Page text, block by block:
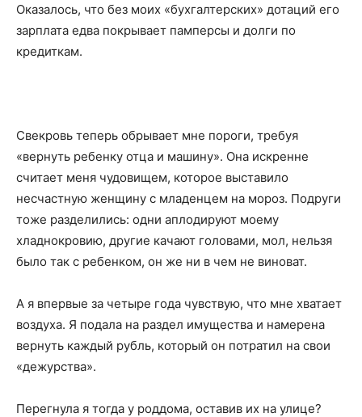
Оказалось, что без моих «бухгалтерских» дотаций его
зарплата едва покрывает памперсы и долги по
кредиткам.
Свекровь теперь обрывает мне пороги, требуя
«вернуть ребенку отца и машину». Она искренне
считает меня чудовищем, которое выставило
несчастную женщину с младенцем на мороз. Подруги
тоже разделились: одни аплодируют моему
хладнокровию, другие качают головами, мол, нельзя
было так с ребенком, он же ни в чем не виноват.
А я впервые за четыре года чувствую, что мне хватает
воздуха. Я подала на раздел имущества и намерена
вернуть каждый рубль, который он потратил на свои
«дежурства».
Перегнула я тогда у роддома, оставив их на улице?